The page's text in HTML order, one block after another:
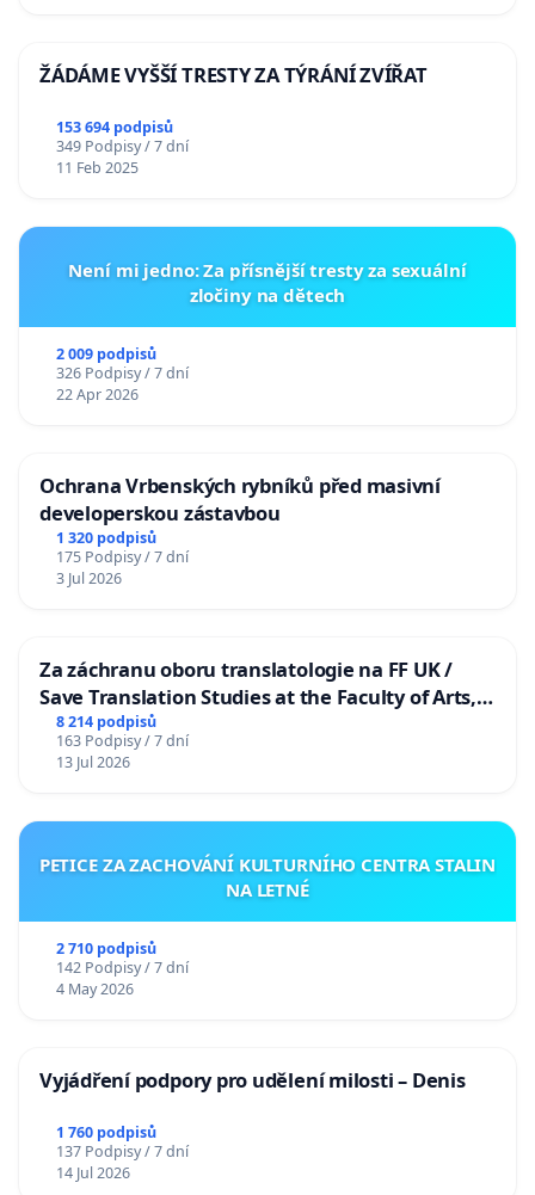
ŽÁDÁME VYŠŠÍ TRESTY ZA TÝRÁNÍ ZVÍŘAT
153 694 podpisů
349 Podpisy / 7 dní
11 Feb 2025
Není mi jedno: Za přísnější tresty za sexuální
zločiny na dětech
2 009 podpisů
326 Podpisy / 7 dní
22 Apr 2026
Ochrana Vrbenských rybníků před masivní
developerskou zástavbou
1 320 podpisů
175 Podpisy / 7 dní
3 Jul 2026
Za záchranu oboru translatologie na FF UK /
Save Translation Studies at the Faculty of Arts,
Charles University
8 214 podpisů
163 Podpisy / 7 dní
13 Jul 2026
PETICE ZA ZACHOVÁNÍ KULTURNÍHO CENTRA STALIN
NA LETNÉ
2 710 podpisů
142 Podpisy / 7 dní
4 May 2026
Vyjádření podpory pro udělení milosti – Denis
1 760 podpisů
137 Podpisy / 7 dní
14 Jul 2026